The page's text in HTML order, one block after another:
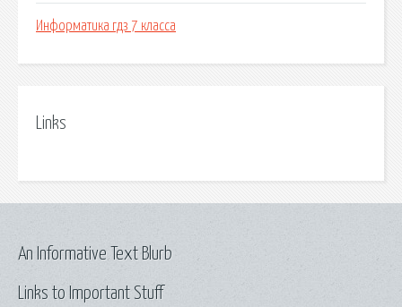
Информатика гдз 7 класса
Links
Links to Important Stuff
An Informative Text Blurb